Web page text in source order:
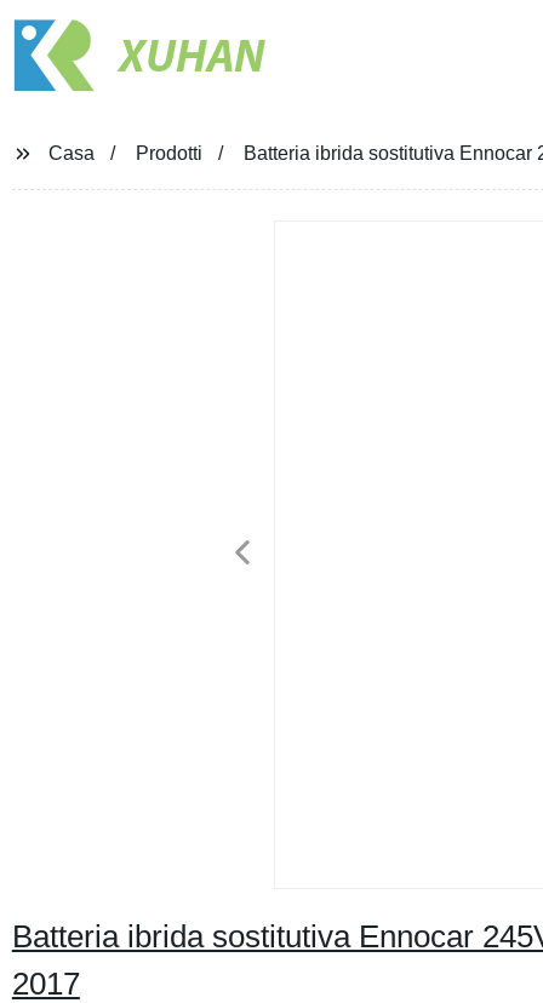
XUHAN
Casa Prodotti Batteria ibrida sostitutiva
Batteria ibrida sostitutiva Ennocar
2017